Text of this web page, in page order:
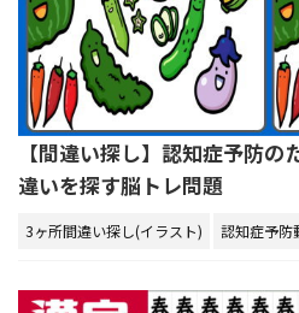
【間違い探し】認知症予防
違いを探す脳トレ問題
3ヶ所間違い探し(イラスト) 認知症予防